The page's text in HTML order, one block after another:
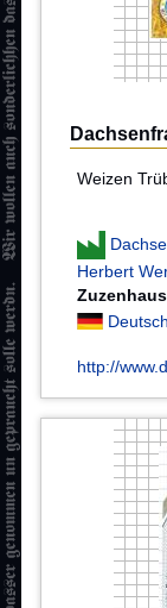
Weizen
Herbert
http://